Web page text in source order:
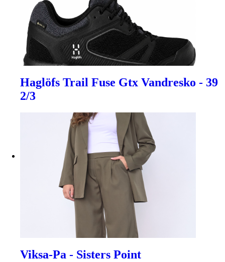
Haglöfs Trail Fuse Gtx Vandresko - 39
2/3
Viksa-Pa - Sisters Point